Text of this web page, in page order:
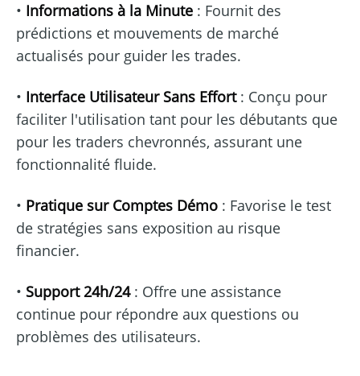
• Informations à la Minute : Fournit des
prédictions et mouvements de marché
actualisés pour guider les trades.
• Interface Utilisateur Sans Effort: Conçu pour
faciliter l'utilisation tant pour les débutants que
pour les traders chevronnés, assurant une
fonctionnalité fluide.
• Pratique sur Comptes Démo : Favorise le test
de stratégies sans exposition au risque
financier.
• Support 24h/24: Offre une assistance
continue pour répondre aux questions ou
problèmes des utilisateurs.